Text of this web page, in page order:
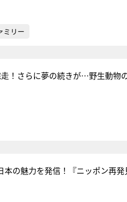
ミリー
！さらに夢の続きが…野生動物
の魅力を発信！『ニッポン再発